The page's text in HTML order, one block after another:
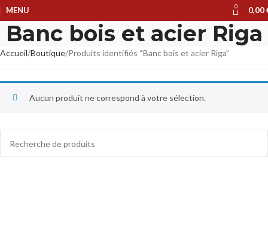
MENU 0 0,00
Banc bois et acier Riga
Accueil Boutique Produits identifiés “Banc bois et acier Riga”
Aucun produit ne correspond à votre sélection.